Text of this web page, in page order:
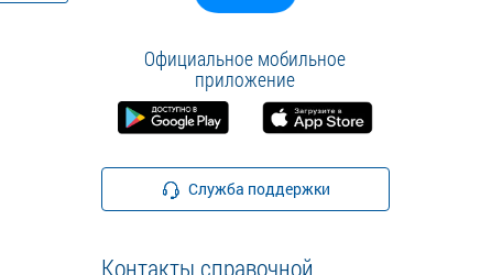
Официальное мобильное
приложение
Служба поддержки
Контакты справочной